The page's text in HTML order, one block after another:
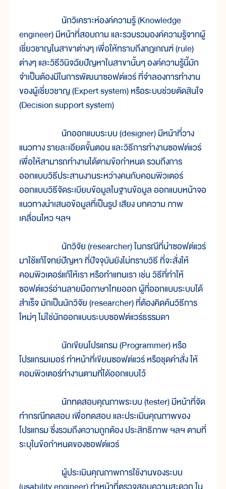
นักวิเคราะห์องค์ความรู้ (Knowledge
engineer) มีหน้าที่สอบถาม และรวบรวมองค์ความรู้จากผู้
เชี่ยวชาญในสาขาต่างๆ เพื่อให้ทราบถึงกฎเกณฑ์ (rule)
ต่างๆ และวิธีวินิจฉัยปัญหาในสาขานั้นๆ องค์ความรู้นี้มัก
จำเป็นต้องมีในการพัฒนาซอฟต์แวร์ ที่จำลองการทำงาน
ของผู้เชี่ยวชาญ (Expert system) หรือระบบช่วยตัดสินใจ
(Decision support system)
นักออกแบบระบบ (designer) มีหน้าที่วาง
แนวทาง รายละเอียดขั้นตอน และวิธีการทำงานซอฟต์แวร์
เพื่อให้สามารถทำงานได้ตามข้อกำหนด รวมถึงการ
ออกแบบวิธีประสานงานระหว่างคนกับคอมพิวเตอร์
ออกแบบวิธีจัดระเบียบข้อมูลในฐานข้อมูล ออกแบบหน้าจอ
แนวทางนำเสนอข้อมูลที่เป็นรูป เสียง บทความ ภาพ
เคลื่อนไหว ฯลฯ
นักวิจัย (researcher) ในกรณีที่นำซอฟต์แวร์
มาใช้แก้โจทย์ปัญหา ที่ปัจจุบันยังไม่ทราบวิธี ที่จะสั่งให้
คอมพิวเตอร์แก้ให้เรา หรือทำแทนเรา เช่น วิธีที่ทำให้
ซอฟต์แวร์อ่านลายมือภาษาไทยออก ผู้ที่ออกแบบระบบได้
สำเร็จ มักเป็นนักวิจัย (researcher) ที่ต้องคิดค้นวิธีการ
ใหม่ๆ ไม่ใช่นักออกแบบระบบซอฟต์แวร์ธรรมดา
นักเขียนโปรแกรม (Programmer) หรือ
โปรแกรมเมอร์ ทำหน้าที่เขียนซอฟต์แวร์ หรือชุดคำสั่ง ให้
คอมพิวเตอร์ทำงานตามที่ได้ออกแบบไว้
นักทดสอบคุณภาพระบบ (tester) มีหน้าที่จัด
ทำกรณีทดสอบ เพื่อทดสอบ และประเมินคุณภาพของ
โปรแกรม ซึ่งรวมถึงความถูกต้อง ประสิทธิภาพ ฯลฯ ตามที่
ระบุในข้อกำหนดของซอฟต์แวร์
ผู้ประเมินคุณภาพการใช้งานของระบบ